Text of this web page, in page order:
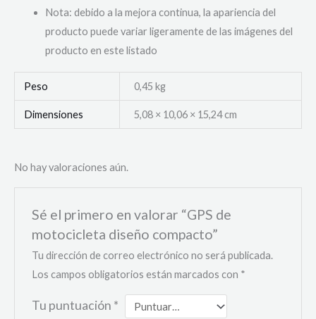
Nota: debido a la mejora continua, la apariencia del
producto puede variar ligeramente de las imágenes del
producto en este listado
Peso 0,45 kg
Dimensiones 5,08 × 10,06 × 15,24 cm
No hay valoraciones aún.
Sé el primero en valorar “GPS de
motocicleta diseño compacto”
Tu dirección de correo electrónico no será publicada.
Los campos obligatorios están marcados con *
Tu puntuación *